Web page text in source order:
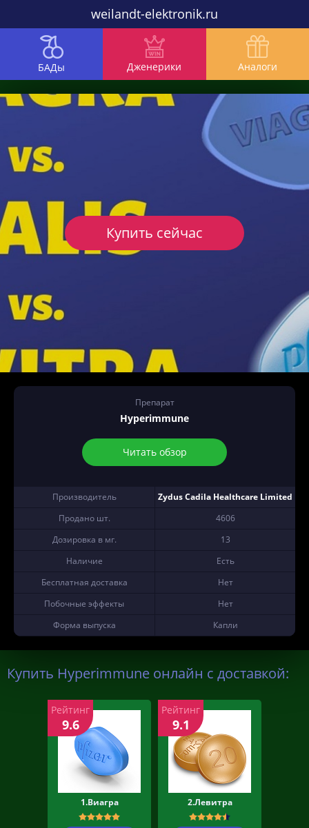
weilandt-elektronik.ru
БАДы Дженерики Аналоги
Препарат
Hyperimmune
Читать обзор
Производитель
Zydus Cadila Healthcare Limited
Продано шт.
4606
Дозировка в мг.
13
Наличие
Есть
Бесплатная доставка
Нет
Побочные эффекты
Нет
Форма выпуска
Капли
Купить сейчас
Купить Hyperimmune онлайн с доставкой:
1.Виагра
Рейтинг
9.6
2.Левитра
Рейтинг
9.1